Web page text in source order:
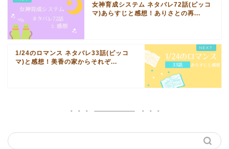
女神育成システム ネタバレ72話(ピッコ
マ)あらすじと感想！ありさとの再...
1/24のロマンス ネタバレ33話(ピッコ
マ)と感想！美香の家からそれぞ...